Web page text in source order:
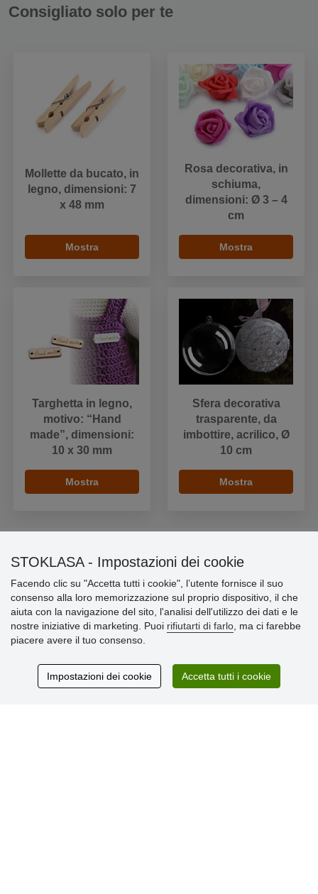
Consigliato solo per te
Mollette da bucato, in
legno, dimensioni: 7
x 48 mm
Mostra
Rosa decorativa, in
schiuma,
dimensioni: Ø 3 – 4
cm
Mostra
Targhetta in legno,
motivo: “Hand
made”, dimensioni:
10 x 30 mm
Mostra
Sfera decorativa
trasparente, da
imbottire, acrilico, Ø
10 cm
Mostra
» Impostazioni dei cookie
» Termini & Condizioni
» Informativa sulla Privacy
» Consegna e pagamento
» Programma fedeltà
STOKLASA - Impostazioni dei cookie
Facendo clic su "Accetta tutti i cookie", l’utente fornisce il suo
consenso alla loro memorizzazione sul proprio dispositivo, il che
aiuta con la navigazione del sito, l'analisi dell'utilizzo dei dati e le
nostre iniziative di marketing. Puoi rifiutarti di farlo , ma ci farebbe
piacere avere il tuo consenso.
Impostazioni dei cookie Accetta tutti i cookie